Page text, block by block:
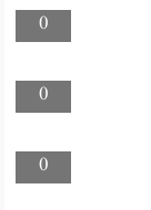
0
0
0